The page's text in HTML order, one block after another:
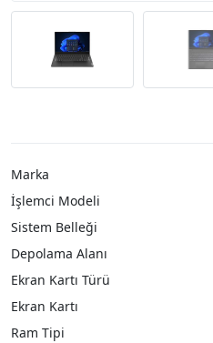
Marka
İşlemci Modeli
Sistem Belleği
Depolama Alanı
Ekran Kartı Türü
Ekran Kartı
Ram Tipi